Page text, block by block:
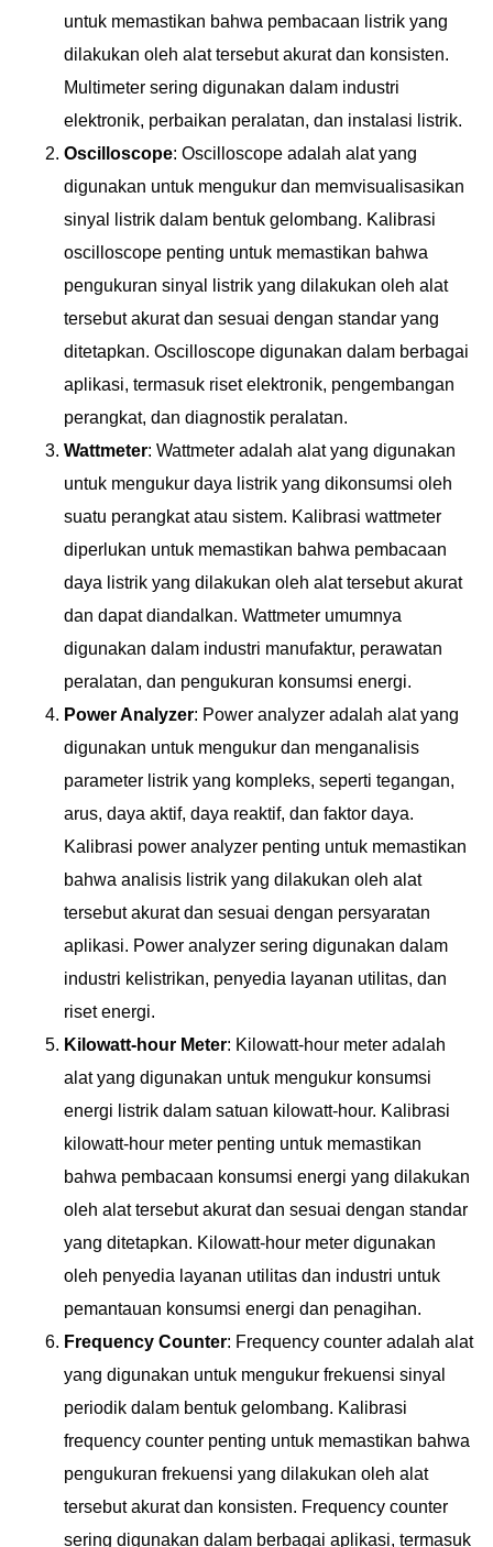
untuk memastikan bahwa pembacaan listrik yang
dilakukan oleh alat tersebut akurat dan konsisten.
Multimeter sering digunakan dalam industri
elektronik, perbaikan peralatan, dan instalasi listrik.
Oscilloscope: Oscilloscope adalah alat yang
digunakan untuk mengukur dan memvisualisasikan
sinyal listrik dalam bentuk gelombang. Kalibrasi
oscilloscope penting untuk memastikan bahwa
pengukuran sinyal listrik yang dilakukan oleh alat
tersebut akurat dan sesuai dengan standar yang
ditetapkan. Oscilloscope digunakan dalam berbagai
aplikasi, termasuk riset elektronik, pengembangan
perangkat, dan diagnostik peralatan.
Wattmeter: Wattmeter adalah alat yang digunakan
untuk mengukur daya listrik yang dikonsumsi oleh
suatu perangkat atau sistem. Kalibrasi wattmeter
diperlukan untuk memastikan bahwa pembacaan
daya listrik yang dilakukan oleh alat tersebut akurat
dan dapat diandalkan. Wattmeter umumnya
digunakan dalam industri manufaktur, perawatan
peralatan, dan pengukuran konsumsi energi.
Power Analyzer: Power analyzer adalah alat yang
digunakan untuk mengukur dan menganalisis
parameter listrik yang kompleks, seperti tegangan,
arus, daya aktif, daya reaktif, dan faktor daya.
Kalibrasi power analyzer penting untuk memastikan
bahwa analisis listrik yang dilakukan oleh alat
tersebut akurat dan sesuai dengan persyaratan
aplikasi. Power analyzer sering digunakan dalam
industri kelistrikan, penyedia layanan utilitas, dan
riset energi.
Kilowatt-hour Meter: Kilowatt-hour meter adalah
alat yang digunakan untuk mengukur konsumsi
energi listrik dalam satuan kilowatt-hour. Kalibrasi
kilowatt-hour meter penting untuk memastikan
bahwa pembacaan konsumsi energi yang dilakukan
oleh alat tersebut akurat dan sesuai dengan standar
yang ditetapkan. Kilowatt-hour meter digunakan
oleh penyedia layanan utilitas dan industri untuk
pemantauan konsumsi energi dan penagihan.
Frequency Counter: Frequency counter adalah alat
yang digunakan untuk mengukur frekuensi sinyal
periodik dalam bentuk gelombang. Kalibrasi
frequency counter penting untuk memastikan bahwa
pengukuran frekuensi yang dilakukan oleh alat
tersebut akurat dan konsisten. Frequency counter
sering digunakan dalam berbagai aplikasi, termasuk